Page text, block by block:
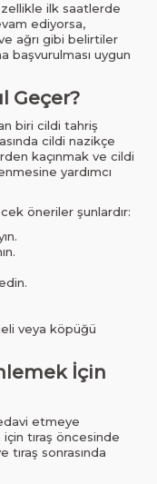
ilk saatlerde
ediyorsa,
ağrı gibi belirtiler
başvurulması uygun
Geçer?
biri cildi tahriş
cildi nazikçe
kaçınmak ve cildi
yardımcı
öneriler şunlardır:
jeli veya köpüğü
İçin
etmeye
tıraş öncesinde
tıraş sonrasında